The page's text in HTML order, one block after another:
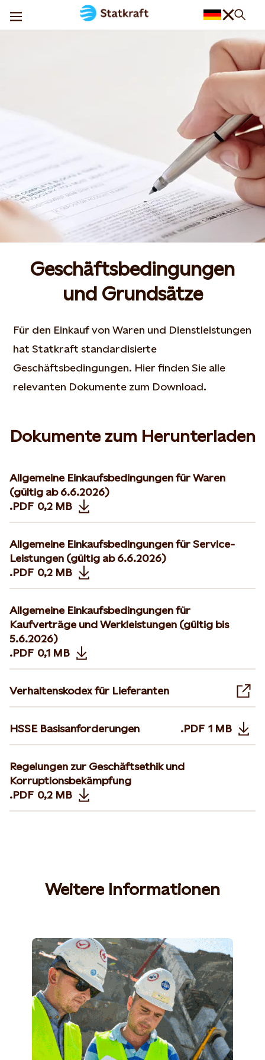
Geschäftsbedingungen
und Grundsätze
Für den Einkauf von Waren und Dienstleistungen
hat Statkraft standardisierte
Geschäftsbedingungen. Hier finden Sie alle
relevanten Dokumente zum Download.
Dokumente zum Herunterladen
Allgemeine Einkaufsbedingungen für Waren
(gültig ab 6.6.2026)
.PDF 0,2 MB
Opens in new tab or window
Allgemeine Einkaufsbedingungen für Service-
Leistungen (gültig ab 6.6.2026)
.PDF 0,2 MB
Opens in new tab or window
Allgemeine Einkaufsbedingungen für
Kaufverträge und Werkleistungen (gültig bis
5.6.2026)
.PDF 0,1 MB
Opens in new tab or window
Verhaltenskodex für Lieferanten
HSSE Basisanforderungen .PDF 1 MB
Opens in
Regelungen zur Geschäftsethik und
Korruptionsbekämpfung
.PDF 0,2 MB
Opens in new tab or window
Weitere Informationen